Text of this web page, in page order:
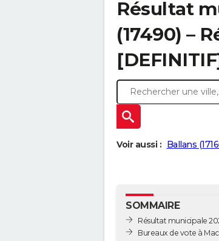
Résultat
(17490) –
Voir aussi : Ballans
SOMMAIRE
Résultat municipale
Bureaux de vote à